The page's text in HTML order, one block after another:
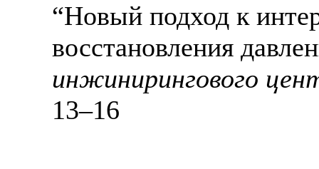
“Новый подход к
восстановления
инжинирингового
13–16